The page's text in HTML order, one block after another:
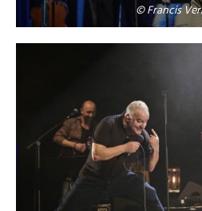
© Francis